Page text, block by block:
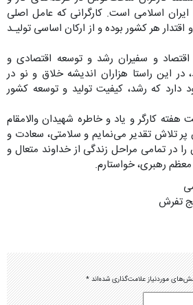
اسلامی است. کارگرانی که عامل اصلی
هر کشور بوده و از ارکان اساسی تولیـد
اقتصاد و سفیران رشد و توسعه اقتصادی و
این راستا هزاران اندیشه خلاق و نو در
دارد که رشد، کیفیت تولید و توسعه کشور
کارگر و یاد و خاطره شهیدان والامقام
پر تلاش تقدیر می‌نمایم و سلامتی، سعادت و
در تمامی مراحل زندگی از خداوند متعال و
رهبری، خواستارم.
تفرش
موردنیاز علامت‌گذاری شده‌اند*